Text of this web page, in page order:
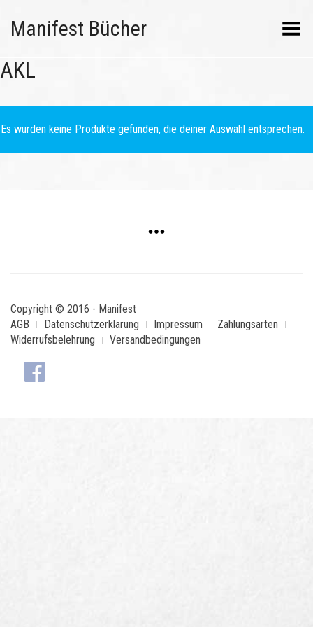
Manifest Bücher Menü umschalten
AKL
Es wurden keine Produkte gefunden, die deiner Auswahl entsprechen.
Copyright © 2016 - Manifest
AGB
Datenschutzerklärung Impressum
Zahlungsarten
Widerrufsbelehrung
Versandbedingungen